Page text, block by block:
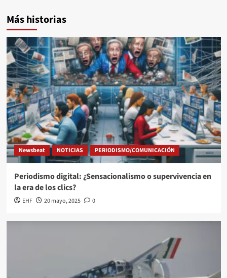
Más historias
Newsbeat NOTICIAS PERIODISMO/COMUNICACIÓN
Periodismo digital: ¿Sensacionalismo o supervivencia en
la era de los clics?
EHF 20 mayo, 2025 0